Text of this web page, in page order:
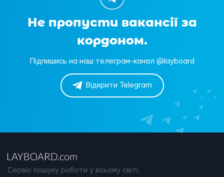
Не пропусти вакансії за
кордоном.
Підпишись на наш телеграм-канал @layboard
Відкрити Telegram
Сервіс пошуку роботи у всьому світі.